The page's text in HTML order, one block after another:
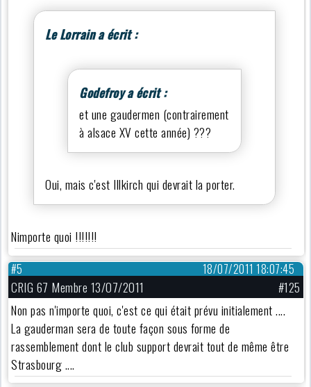
Le Lorrain a écrit :
Godefroy a écrit :
et une gaudermen (contrairement
à alsace XV cette année) ???
Oui, mais c'est Illkirch qui devrait la porter.
Nimporte quoi !!!!!!!
18/07/2011 18:07:45
#5
CRIG 67 Membre 13/07/2011
#125
Non pas n'importe quoi, c'est ce qui était prévu initialement ....
La gauderman sera de toute façon sous forme de
rassemblement dont le club support devrait tout de même être
Strasbourg ....